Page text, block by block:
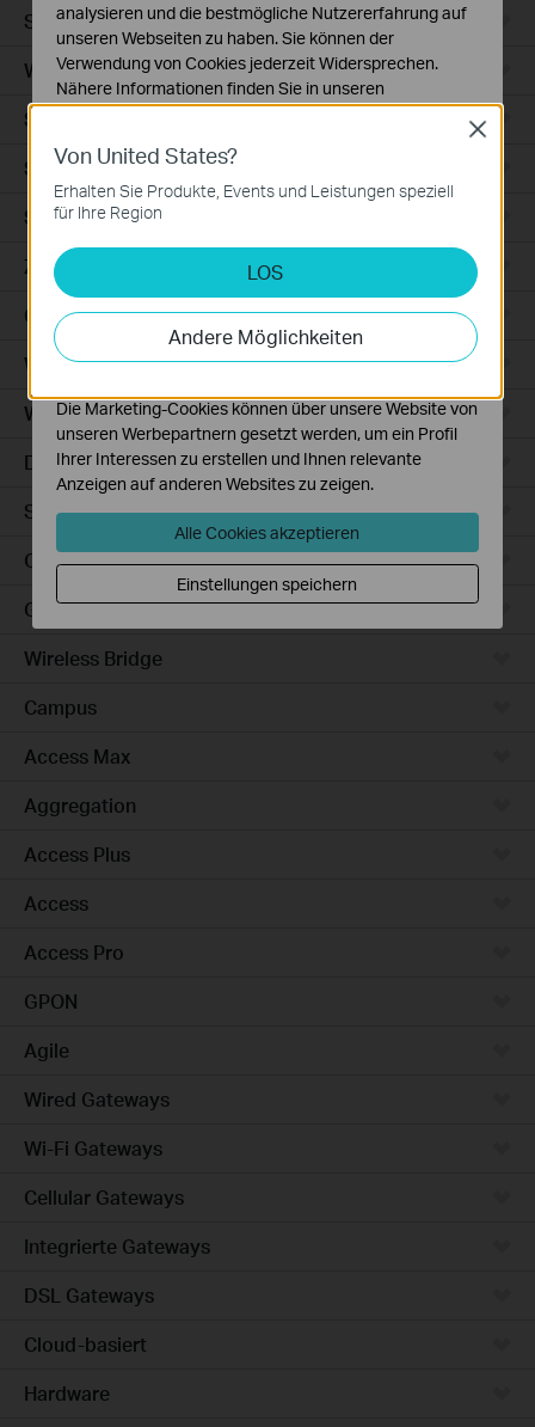
Smart Sensors
WLAN-Repeater+
Smartes Thermostat
Smart Hub
Saugroboter
Zubehör für Saugroboter
Ceiling Mount
WiFi
Wall Plate
Desktop
Switches
Outdoor
Gateways
Wireless Bridge
Campus
Access Max
Aggregation
Access Plus
Access
Access Pro
GPON
Agile
Wired Gateways
Wi-Fi Gateways
Cellular Gateways
Integrierte Gateways
DSL Gateways
Cloud-basiert
Hardware
Von United States?
Erhalten Sie Produkte, Events und Leistungen speziell
für Ihre Region
LOS
Andere Möglichkeiten
Close
analysieren und die bestmögliche Nutzererfahrung auf
unseren Webseiten zu haben. Sie können der
Verwendung von Cookies jederzeit Widersprechen.
Nähere Informationen finden Sie in unseren
Datenschutzhinweisen.
Notwendige Cookies
Diese Cookies sind zur Funktion der Website
erforderlich und können in Ihren Systemen nicht
Analyse- und Marketing-Cookies
Analyse-Cookies ermöglichen es uns, Ihre Aktivitäten
auf unserer Website zu analysieren, um die
Funktionsweise unserer Website zu verbessern und
Die Marketing-Cookies können über unsere Website von
unseren Werbepartnern gesetzt werden, um ein Profil
Ihrer Interessen zu erstellen und Ihnen relevante
Anzeigen auf anderen Websites zu zeigen.
Alle Cookies akzeptieren
Einstellungen speichern